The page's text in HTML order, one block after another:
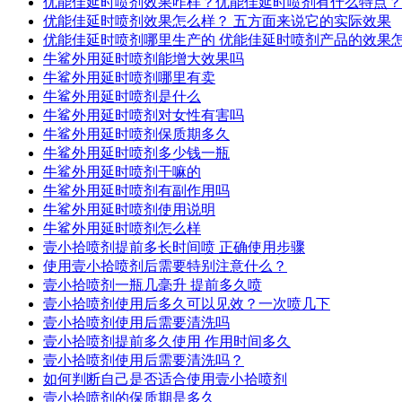
优能佳延时喷剂效果怎么样？ 五方面来说它的实际效果
优能佳延时喷剂哪里生产的 优能佳延时喷剂产品的效果
牛鲨外用延时喷剂能增大效果吗
牛鲨外用延时喷剂哪里有卖
牛鲨外用延时喷剂是什么
牛鲨外用延时喷剂对女性有害吗
牛鲨外用延时喷剂保质期多久
牛鲨外用延时喷剂多少钱一瓶
牛鲨外用延时喷剂干嘛的
牛鲨外用延时喷剂有副作用吗
牛鲨外用延时喷剂使用说明
牛鲨外用延时喷剂怎么样
壹小拾喷剂提前多长时间喷 正确使用步骤
使用壹小拾喷剂后需要特别注意什么？
壹小拾喷剂一瓶几毫升 提前多久喷
壹小拾喷剂使用后多久可以见效？一次喷几下
壹小拾喷剂使用后需要清洗吗
壹小拾喷剂提前多久使用 作用时间多久
壹小拾喷剂使用后需要清洗吗？
如何判断自己是否适合使用壹小拾喷剂
壹小拾喷剂的保质期是多久